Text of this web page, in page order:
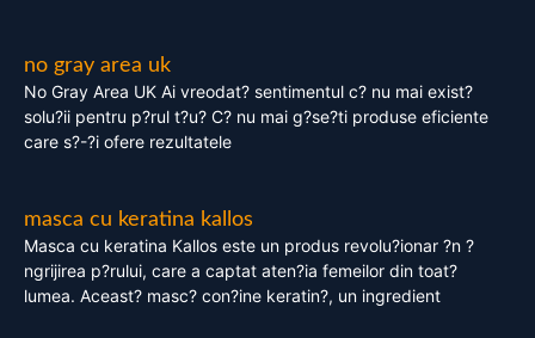
no gray area uk
No Gray Area UK Ai vreodat? sentimentul c? nu mai exist?
solu?ii pentru p?rul t?u? C? nu mai g?se?ti produse eficiente
care s?-?i ofere rezultatele
masca cu keratina kallos
Masca cu keratina Kallos este un produs revolu?ionar ?n ?
ngrijirea p?rului, care a captat aten?ia femeilor din toat?
lumea. Aceast? masc? con?ine keratin?, un ingredient